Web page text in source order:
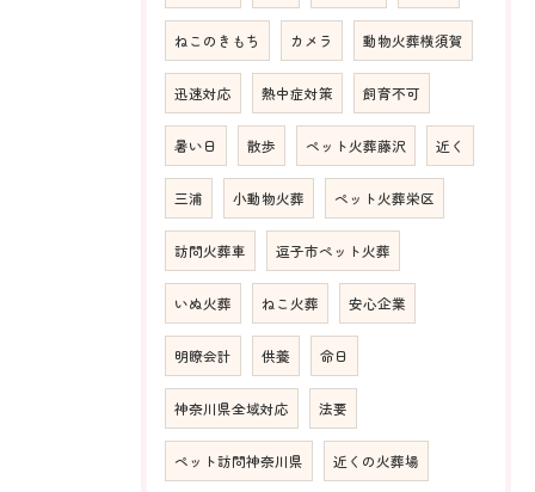
ねこのきもち カメラ 動物火葬横須賀
迅速対応 熱中症対策 飼育不可
暑い日 散歩 ペット火葬藤沢 近く
三浦 小動物火葬 ペット火葬栄区
訪問火葬車 逗子市ペット火葬
いぬ火葬 ねこ火葬 安心企業
明瞭会計 供養 命日
神奈川県全域対応 法要
ペット訪問神奈川県 近くの火葬場